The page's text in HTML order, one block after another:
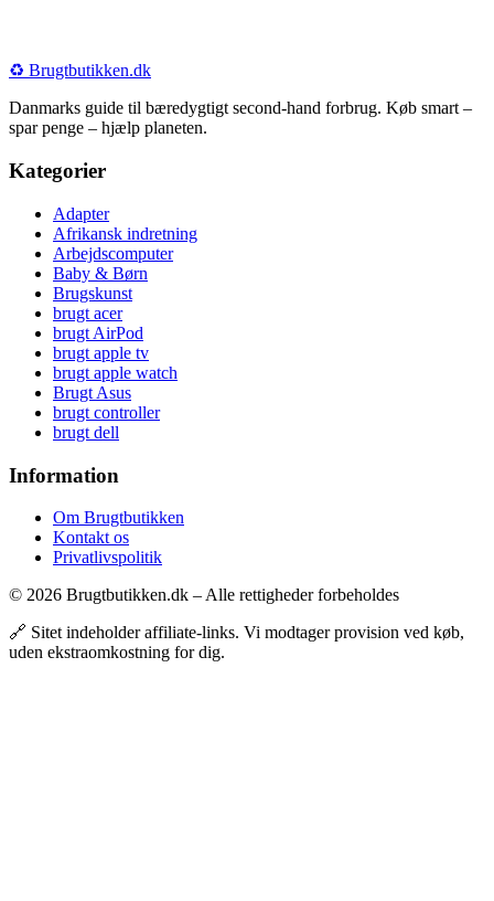
♻️ Brugtbutikken.dk
Danmarks guide til bæredygtigt second-hand forbrug. Køb smart –
spar penge – hjælp planeten.
Kategorier
Adapter
Afrikansk indretning
Arbejdscomputer
Baby & Børn
Brugskunst
brugt acer
brugt AirPod
brugt apple tv
brugt apple watch
Brugt Asus
brugt controller
brugt dell
Information
Om Brugtbutikken
Kontakt os
Privatlivspolitik
© 2026 Brugtbutikken.dk – Alle rettigheder forbeholdes
🔗 Sitet indeholder affiliate-links. Vi modtager provision ved køb,
uden ekstraomkostning for dig.